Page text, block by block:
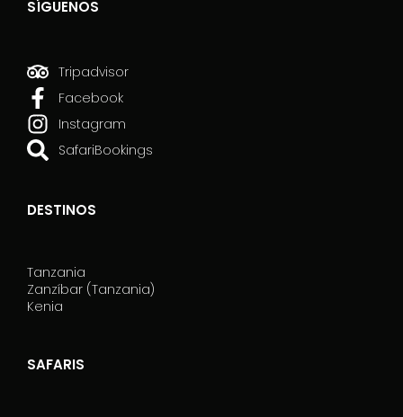
SÍGUENOS
Tripadvisor
Facebook
Instagram
SafariBookings
DESTINOS
Tanzania
Zanzíbar (Tanzania)
Kenia
SAFARIS